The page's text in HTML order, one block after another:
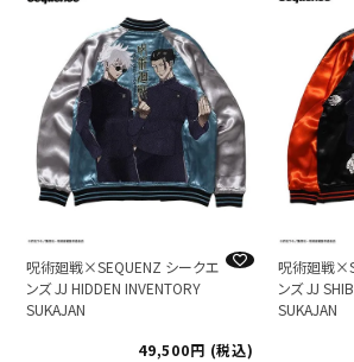
呪術廻戦×SEQUENZ シークエ
ンズ JJ HIDDEN INVENTORY
SUKAJAN
49,500
税込
呪術廻戦
ンズ JJ
SUKAJAN